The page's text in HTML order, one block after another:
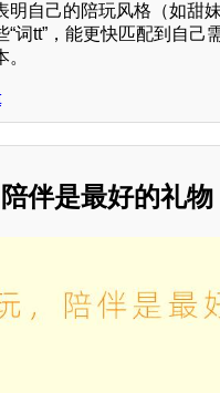
明自己的陪玩风格（如甜妹
“词tt”，能更快匹配到自己
伴是最好的礼物